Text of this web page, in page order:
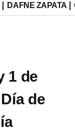
DAFNE ZAPATA
1 de
de